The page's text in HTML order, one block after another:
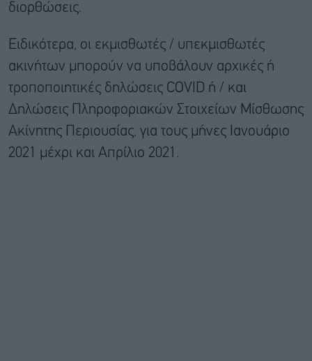
διορθώσεις.
Ειδικότερα, οι εκμισθωτές / υπεκμισθωτές
ακινήτων μπορούν να υποβάλουν αρχικές ή
τροποποιητικές δηλώσεις COVID ή / και
Δηλώσεις Πληροφοριακών Στοιχείων Μίσθωσης
Ακίνητης Περιουσίας, για τους μήνες Ιανουάριο
2021 μέχρι και Απρίλιο 2021.